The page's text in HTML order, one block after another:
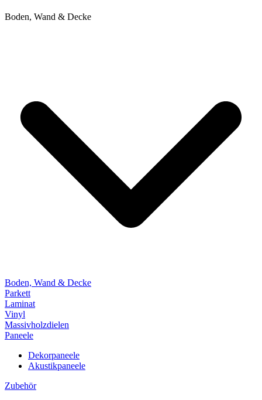
Boden, Wand & Decke
Boden, Wand & Decke
Parkett
Laminat
Vinyl
Massivholzdielen
Paneele
Dekorpaneele
Akustikpaneele
Zubehör